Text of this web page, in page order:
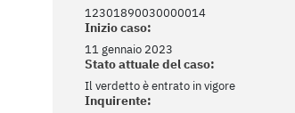
12301890030000014
Inizio caso:
11 gennaio 2023
Stato attuale del caso:
Il verdetto è entrato in vigore
Inquirente: